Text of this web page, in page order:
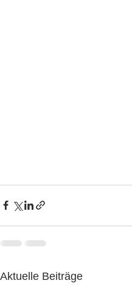
Aktuelle Beiträge